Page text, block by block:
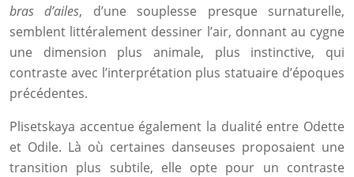
bras d’ailes, d’une souplesse presque surnaturelle,
semblent littéralement dessiner l’air, donnant au cygne
une dimension plus animale, plus instinctive, qui
contraste avec l’interprétation plus statuaire d’époques
précédentes.
Plisetskaya accentue également la dualité entre Odette
et Odile. Là où certaines danseuses proposaient une
transition plus subtile, elle opte pour un contraste